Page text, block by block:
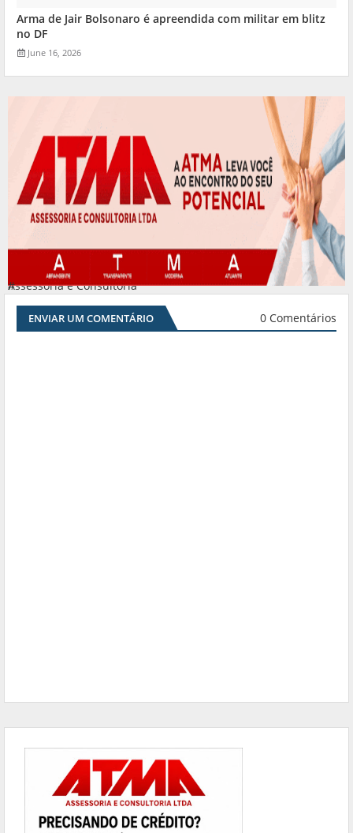
Arma de Jair Bolsonaro é apreendida com militar em blitz
no DF
June 16, 2026
Assessoria e Consultoria
#
ENVIAR UM COMENTÁRIO 0 Comentários